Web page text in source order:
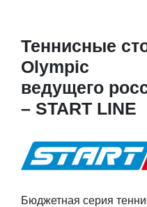
Теннисные
Olympic
ведущего
– START LINE
Бюджетная серия